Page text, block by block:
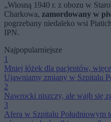
„Wiosną 1940 r. z obozu w
Charkowa, zamordowany w
pogrzebany niedaleko wsi
IPN.
Najpopularniejsze
1
Mniej łóżek dla pacjentów,
Ujawniamy zmiany w Szpitalu
2
Nawrocki niszczy, ale wajb się
3
Afera w Szpitalu Południowym